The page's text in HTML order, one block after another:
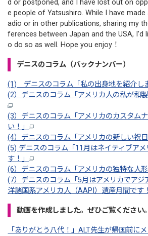
d or postponed, and I have lost out on
e people of Yatsushiro. While I have
adio or in other publications, sharing my
ferences between Japan and the USA, I’d
o do so as well. Hope you enjoy！
デニスのコラム（バックナンバー）
(1) デニスのコラム「私の出身地を紹介し
(2）デニスのコラム「アメリカ人の私が和
(3）デニスのコラム「アメリカのカスタム
い！」
(4）デニスのコラム「アメリカの新しい祝
(5) デニスのコラム「11月はネイティブア
す！」
(6）デニスのコラム「アメリカの独特な人
(7）デニスのコラム「5月はアメリカでアジ
洋諸国系アメリカ人（AAPI）遺産月間です
動画を作成しました。ぜひご覧ください。
「ありがとう八代！」ALT先生が帰国前に